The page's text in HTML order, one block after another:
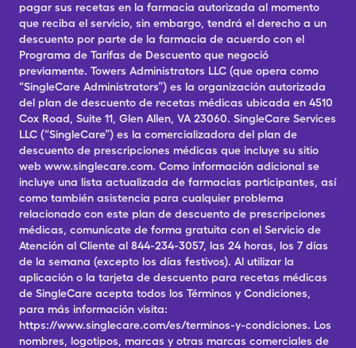
pagar sus recetas en la farmacia autorizada al momento
que reciba el servicio, sin embargo, tendrá el derecho a un
descuento por parte de la farmacia de acuerdo con el
Programa de Tarifas de Descuento que negoció
previamente. Towers Administrators LLC (que opera como
“SingleCare Administrators”) es la organización autorizada
del plan de descuento de recetas médicas ubicada en 4510
Cox Road, Suite 11, Glen Allen, VA 23060. SingleCare Services
LLC (“SingleCare”) es la comercializadora del plan de
descuento de prescripciones médicas que incluye su sitio
web www.singlecare.com. Como información adicional se
incluye una lista actualizada de farmacias participantes, así
como también asistencia para cualquier problema
relacionado con este plan de descuento de prescripciones
médicas, comunícate de forma gratuita con el Servicio de
Atención al Cliente al 844-234-3057, las 24 horas, los 7 días
de la semana (excepto los días festivos). Al utilizar la
aplicación o la tarjeta de descuento para recetas médicas
de SingleCare acepta todos los Términos y Condiciones,
para más información visita:
https://www.singlecare.com/es/terminos-y-condiciones. Los
nombres, logotipos, marcas y otras marcas comerciales de